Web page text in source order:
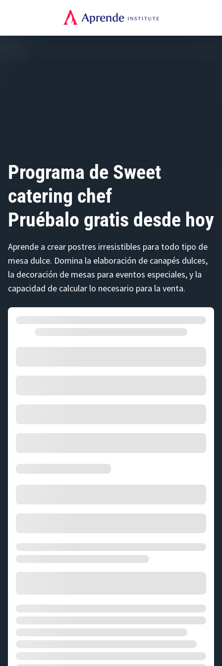
Programa de Sweet
Pruébalo gratis desde hoy
Aprende a crear postres irresistibles para todo tipo de
mesa dulce. Domina la elaboración de canapés dulces,
la decoración de mesas para eventos especiales, y la
capacidad de calcular lo necesario para la venta.